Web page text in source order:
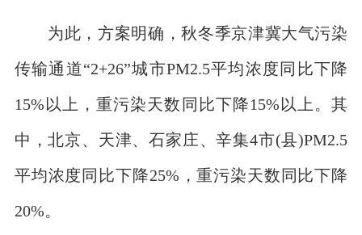
为此，方案明确，秋冬季京津冀大气污染
传输通道“2+26”城市PM2.5平均浓度同比下降
15%以上，重污染天数同比下降15%以上。其
中，北京、天津、石家庄、辛集4市(县)PM2.5
平均浓度同比下降25%，重污染天数同比下降
20%。